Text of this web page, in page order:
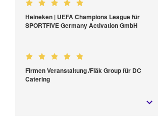
Heineken | UEFA Champions League für
SPORTFIVE Germany Activation GmbH
Firmen Veranstaltung /Fläk Group für DC
Catering